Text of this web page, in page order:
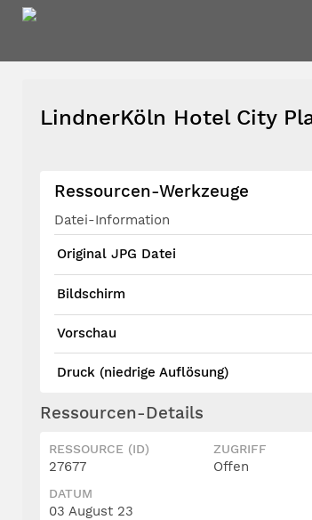
LindnerKöln Hotel City
Ressourcen-Werkzeuge
Datei-Information
Original JPG Datei
Bildschirm
Vorschau
Druck (niedrige Auflösung)
Ressourcen-Details
RESSOURCE (ID)
27677
ZUGRIFF
Offen
DATUM
03 August 23